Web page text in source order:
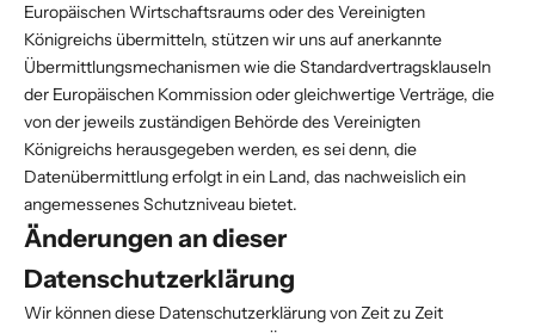
Europäischen Wirtschaftsraums oder des Vereinigten
Königreichs übermitteln, stützen wir uns auf anerkannte
Übermittlungsmechanismen wie die Standardvertragsklauseln
der Europäischen Kommission oder gleichwertige Verträge, die
von der jeweils zuständigen Behörde des Vereinigten
Königreichs herausgegeben werden, es sei denn, die
Datenübermittlung erfolgt in ein Land, das nachweislich ein
angemessenes Schutzniveau bietet.
Änderungen an dieser
Datenschutzerklärung
Wir können diese Datenschutzerklärung von Zeit zu Zeit